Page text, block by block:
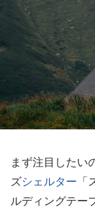
まず注目したい
ズシェルター
ルディングテー